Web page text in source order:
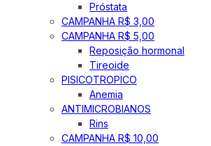
Próstata
CAMPANHA R$ 3,00
CAMPANHA R$ 5,00
Reposição hormonal
Tireoide
PISICOTROPICO
Anemia
ANTIMICROBIANOS
Rins
CAMPANHA R$ 10,00